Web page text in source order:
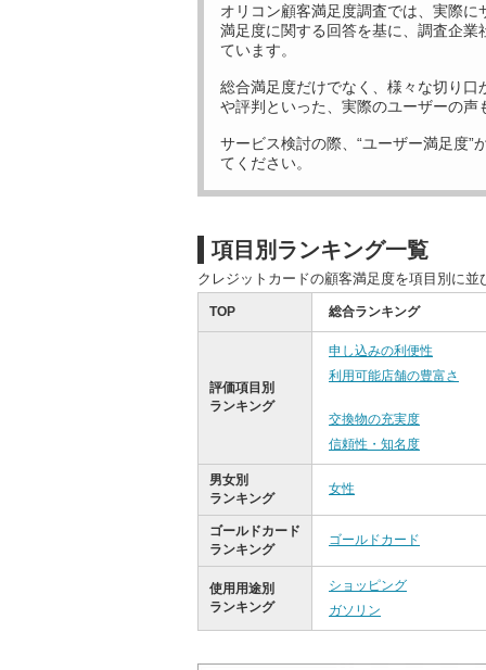
オリコン顧客満足度調査では、実際に
満足度に関する回答を基に、調査企業
ています。
総合満足度だけでなく、様々な切り口
や評判といった、実際のユーザーの声
サービス検討の際、“ユーザー満足度”
てください。
項目別ランキング一覧
クレジットカードの顧客満足度を項目別に
TOP 総合ランキング
評価項目別
ランキング
申し込みの利便性
利用可能店舗の豊富さ
交換物の充実度
信頼性・知名度
男女別
ランキング
女性
ゴールドカード
ランキング
ゴールドカード
使用用途別
ランキング
ショッピング
ガソリン